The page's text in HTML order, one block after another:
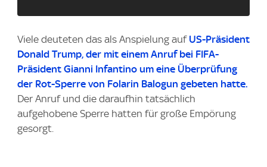
Viele deuteten das als Anspielung auf US-Präsident
Donald Trump, der mit einem Anruf bei FIFA-
Präsident Gianni Infantino um eine Überprüfung
der Rot-Sperre von Folarin Balogun gebeten hatte.
Der Anruf und die daraufhin tatsächlich
aufgehobene Sperre hatten für große Empörung
gesorgt.